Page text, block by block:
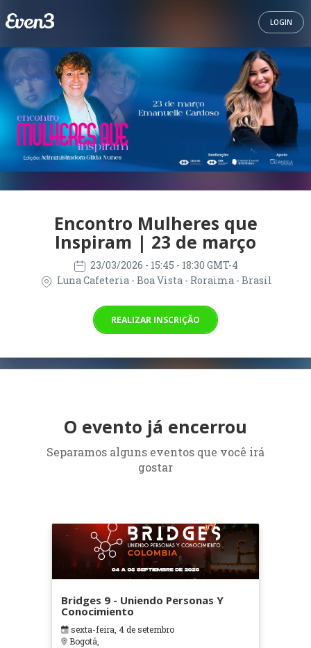
LOGIN
Encontro Mulheres que
Inspiram | 23 de março
23/03/2026 - 15:45 - 18:30 GMT-4
Luna Cafeteria - Boa Vista - Roraima - Brasil
REALIZAR INSCRIÇÃO
O evento já encerrou
Separamos alguns eventos que você irá
gostar
Bridges 9 - Uniendo Personas Y
Conocimiento
sexta-feira, 4 de setembro
Bogotá,